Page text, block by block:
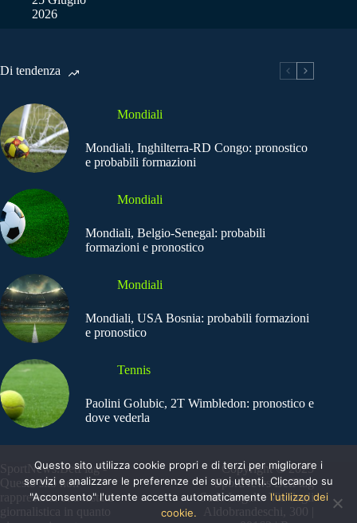
2026
Di tendenza
Mondiali
Mondiali, Inghilterra-RD Congo: pronostico
e probabili formazioni
Mondiali
Mondiali, Belgio-Senegal: probabili
formazioni e pronostico
Mondiali
Mondiali, USA Bosnia: probabili formazioni
e pronostico
Tennis
Paolini Golubic, 2T Wimbledon: pronostico e
dove vederla
SportNews.BetFlag -
Questo sito non
rappresenta una testata
giornalistica in quanto
Copyright © 2025
SportNews BetFlag
Sede Legale: Via degli
Aldobrandeschi, 300 |
Questo sito utilizza cookie propri e di terzi per migliorare i
servizi e analizzare le preferenze dei suoi utenti. Cliccando su
"Acconsento" l'utente accetta automaticamente l'utilizzo dei
cookie.